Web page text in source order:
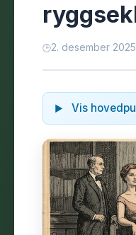
2. desember
Vis